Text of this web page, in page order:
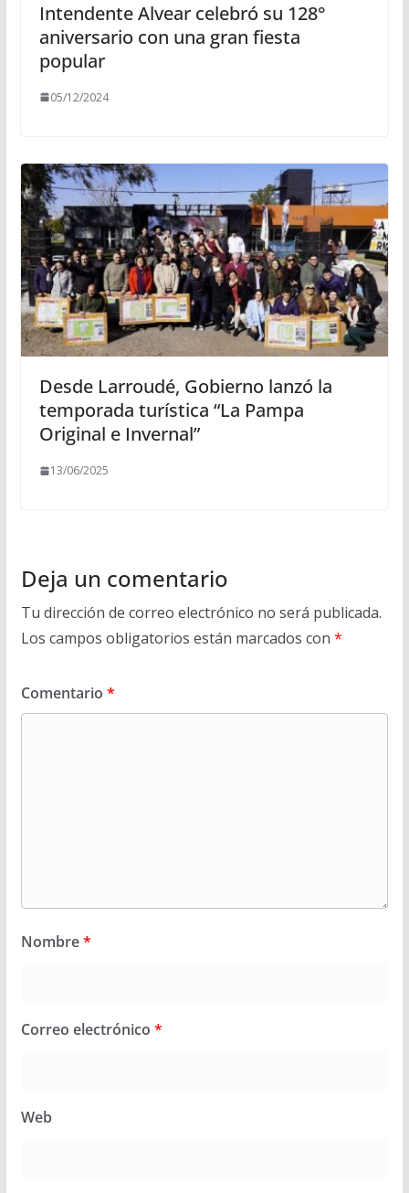
Intendente Alvear celebró su 128°
aniversario con una gran fiesta
popular
05/12/2024
Desde Larroudé, Gobierno lanzó la
temporada turística “La Pampa
Original e Invernal”
13/06/2025
Deja un comentario
Tu dirección de correo electrónico no será publicada.
Los campos obligatorios están marcados con *
Comentario *
Nombre*
Correo electrónico *
Web